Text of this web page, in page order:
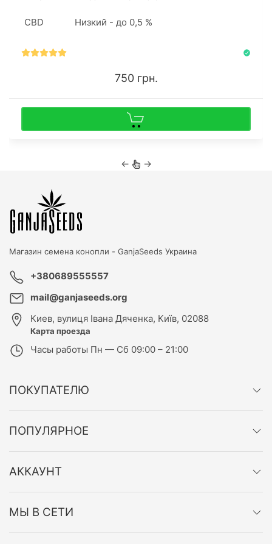
CBD Низкий - до 0,5 %
750 грн.
← →
Магазин семена конопли - GanjaSeeds Украина
+380689555557
mail@ganjaseeds.org
Киев, вулиця Івана Дяченка, Київ, 02088
Карта проезда
Часы работы Пн — Сб 09:00 – 21:00
ПОКУПАТЕЛЮ
ПОПУЛЯРНОЕ
АККАУНТ
МЫ В СЕТИ